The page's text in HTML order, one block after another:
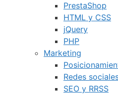
PrestaShop
HTML y CSS
jQuery
PHP
Marketing
Redes
SEO y RRSS